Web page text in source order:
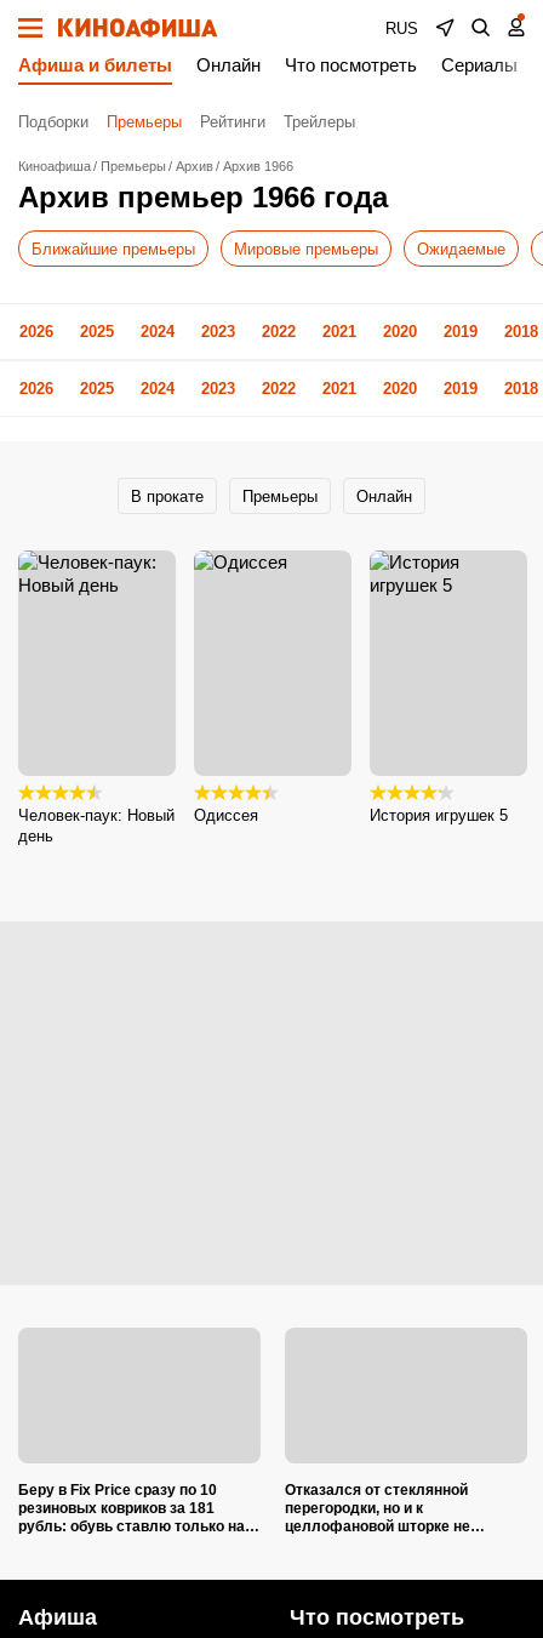
RUS
Афиша и билеты Онлайн Что посмотреть Сериалы
Подборки Премьеры Рейтинги Трейлеры
Киноафиша Премьеры Архив Архив 1966
Архив премьер 1966 года
Ближайшие премьеры Мировые премьеры Ожидаемые
2026 2025 2024 2023 2022 2021 2020 2019 2018
2026 2025 2024 2023 2022 2021 2020 2019 2018
В прокате Премьеры Онлайн
Человек-паук: Новый
день
Одиссея История игрушек 5
Беру в Fix Price сразу по 10
резиновых ковриков за 181
рубль: обувь ставлю только на
Отказался от стеклянной
перегородки, но и к
целлофановой шторке не
Афиша Что посмотреть